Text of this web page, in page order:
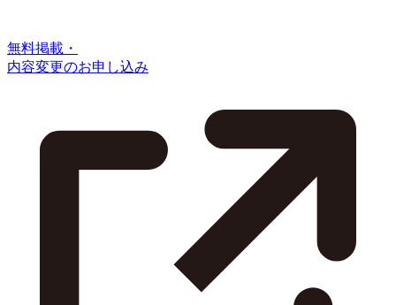
無料掲載・
内容変更のお申し込み